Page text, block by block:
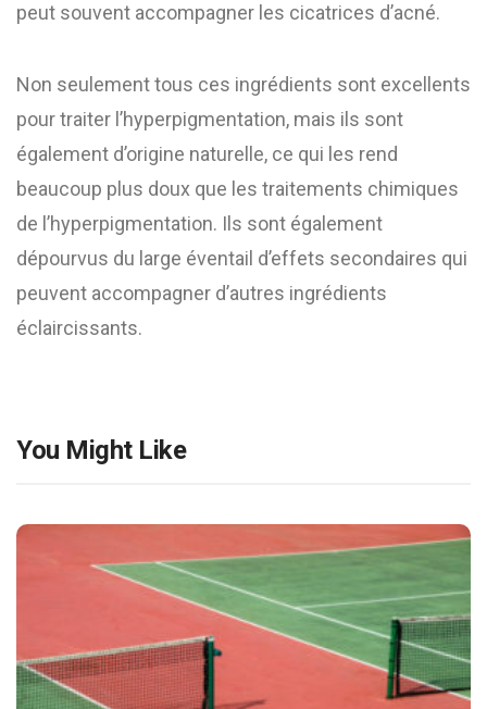
peut souvent accompagner les cicatrices d’acné.
Non seulement tous ces ingrédients sont excellents
pour traiter l’hyperpigmentation, mais ils sont
également d’origine naturelle, ce qui les rend
beaucoup plus doux que les traitements chimiques
de l’hyperpigmentation. Ils sont également
dépourvus du large éventail d’effets secondaires qui
peuvent accompagner d’autres ingrédients
éclaircissants.
You Might Like